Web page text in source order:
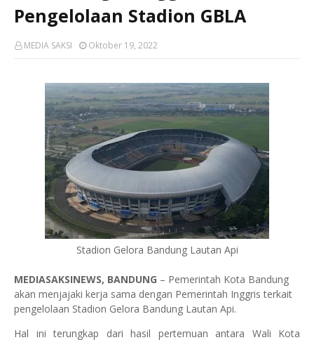
Pengelolaan Stadion GBLA
MEDIA SAKSI Oktober 19, 2022
Stadion Gelora Bandung Lautan Api
MEDIASAKSINEWS, BANDUNG – Pemerintah Kota Bandung
akan menjajaki kerja sama dengan Pemerintah Inggris terkait
pengelolaan Stadion Gelora Bandung Lautan Api.
Hal ini terungkap dari hasil pertemuan antara Wali Kota